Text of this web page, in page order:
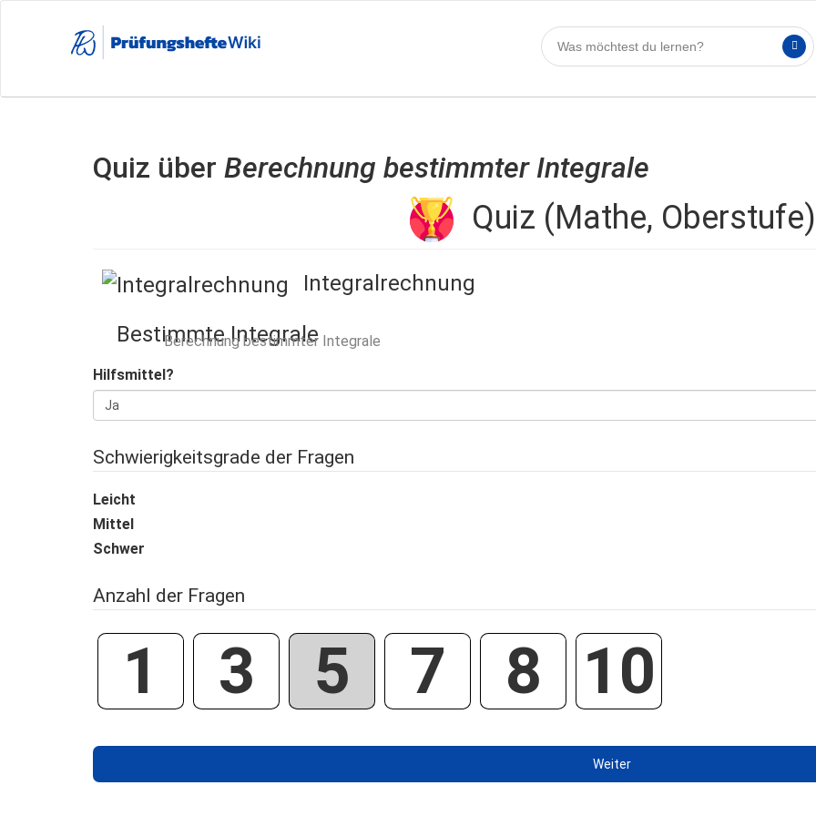
Quiz über Berechnung bestimmter Integrale
Quiz (Mathe, Oberstufe)
Integralrechnung
Bestimmte Integrale
Berechnung bestimmter Integrale
Hilfsmittel?
Schwierigkeitsgrade der Fragen
Leicht
Mittel
Schwer
Anzahl der Fragen
1 3 5 7 8 10